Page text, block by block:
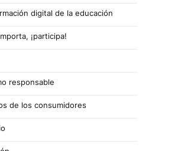
digital de la educación
¡participa!
responsable
de los consumidores